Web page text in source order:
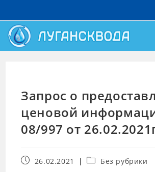
Запрос о
ценовой
08/997 от
26.02.2021 Без рубрики